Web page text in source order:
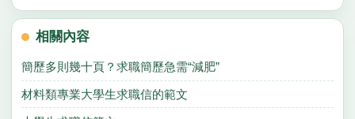
相關內容
簡歷多則幾十頁？求職簡歷急需“減肥”
材料類專業大學生求職信的範文